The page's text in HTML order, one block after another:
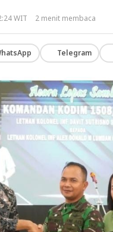
WIT 2 menit membaca
Telegram